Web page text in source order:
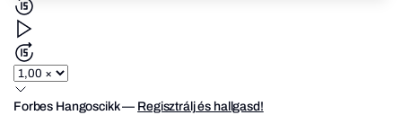
Forbes Hangoscikk— Regisztrálj és hallgasd!